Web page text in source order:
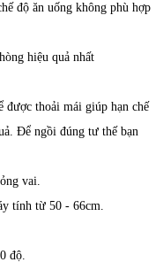
độ ăn uống không phù hợp
hiệu quả nhất
được thoải mái giúp hạn chế
Để ngồi đúng tư thế bạn
vai.
tính từ 50 - 66cm.
độ.